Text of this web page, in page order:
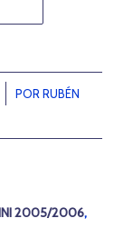
PORRUBÉN
2005/2006,